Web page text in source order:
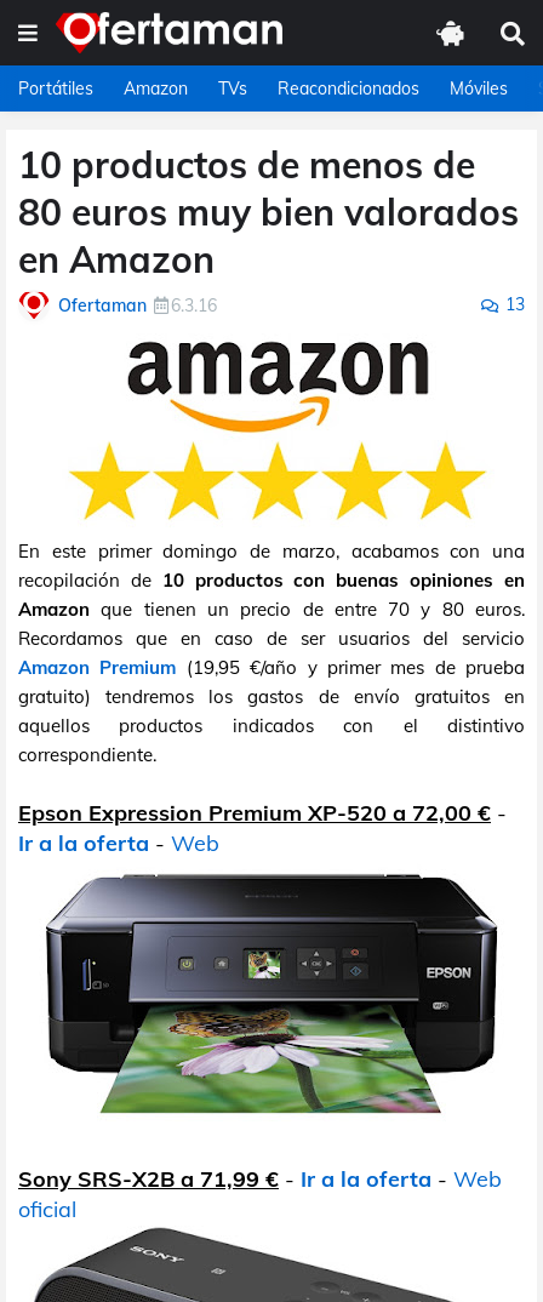
Portátiles Amazon TVs Reacondicionados Móviles
10 productos de menos de
80 euros muy bien valorados
en Amazon
Ofertaman 6.3.16 13
En este primer domingo de marzo, acabamos con una
recopilación de 10 productos con buenas opiniones en
Amazon que tienen un precio de entre 70 y 80 euros.
Recordamos que en caso de ser usuarios del servicio
Amazon Premium (19,95 €/año y primer mes de prueba
gratuito) tendremos los gastos de envío gratuitos en
aquellos productos indicados con el distintivo
correspondiente.
Epson Expression Premium XP-520 a 72,00 € -
Ir a la oferta - Web
Sony SRS-X2B a 71,99 € - Ir a la oferta - Web
oficial